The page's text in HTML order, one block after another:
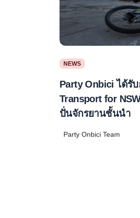
NEWS
Party Onbici ได้รั
Transport for
ปั่นจักรยานชั้นนำ
Party Onbici Team